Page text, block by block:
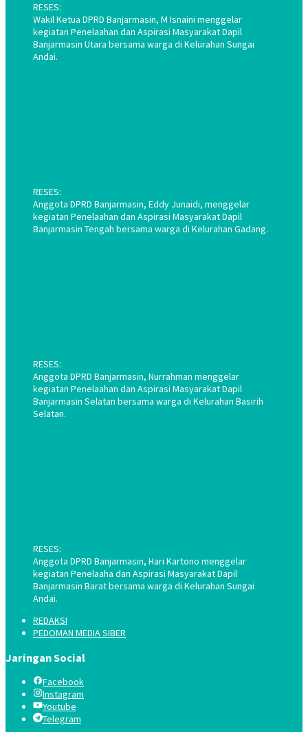
RESES:
Wakil Ketua DPRD Banjarmasin, M Isnaini menggelar
kegiatan Penelaahan dan Aspirasi Masyarakat Dapil
Banjarmasin Utara bersama warga di Kelurahan Sungai
Andai.
RESES:
Anggota DPRD Banjarmasin, Eddy Junaidi, menggelar
kegiatan Penelaahan dan Aspirasi Masyarakat Dapil
Banjarmasin Tengah bersama warga di Kelurahan Gadang.
RESES:
Anggota DPRD Banjarmasin, Nurrahman menggelar
kegiatan Penelaahan dan Aspirasi Masyarakat Dapil
Banjarmasin Selatan bersama warga di Kelurahan Basirih
Selatan.
RESES:
Anggota DPRD Banjarmasin, Hari Kartono menggelar
kegiatan Penelaaha dan Aspirasi Masyarakat Dapil
Banjarmasin Barat bersama warga di Kelurahan Sungai
Andai.
REDAKSI
PEDOMAN MEDIA SIBER
Jaringan Social
Facebook
Instagram
Youtube
Telegram